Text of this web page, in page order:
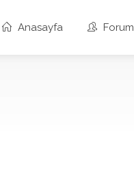
Anasayfa Forum